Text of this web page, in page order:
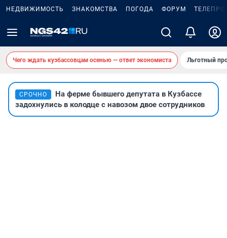
НЕДВИЖИМОСТЬ ЗНАКОМСТВА ПОГОДА ФОРУМ
Чего ждать кузбассовцам осенью — ответ экономиста Льготный
СРОЧНО
На ферме бывшего депутата в Кузбассе
задохнулись в колодце с навозом двое сотрудников